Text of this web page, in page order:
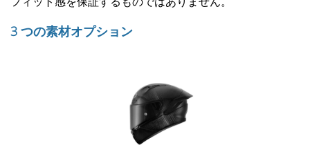
3 つの素材オプション